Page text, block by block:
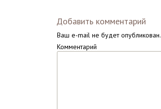
Добавить комментарий
Ваш e-mail не будет опубликован.
Комментарий